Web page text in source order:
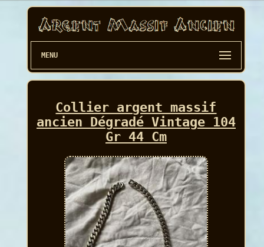
MENU
Collier argent massif
ancien Dégradé Vintage 104
Gr 44 Cm